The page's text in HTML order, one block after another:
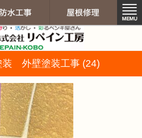
外壁塗装工事 (24)